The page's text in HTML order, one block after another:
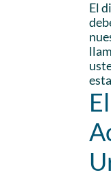
El